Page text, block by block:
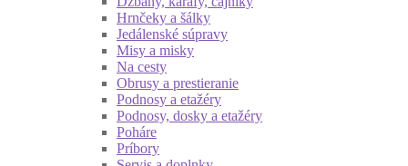
Hrnčeky a šálky
Jedálenské súpravy
Misy a misky
Na cesty
Obrusy a prestieranie
Podnosy a etažéry
Podnosy, dosky a etažéry
Poháre
Príbory